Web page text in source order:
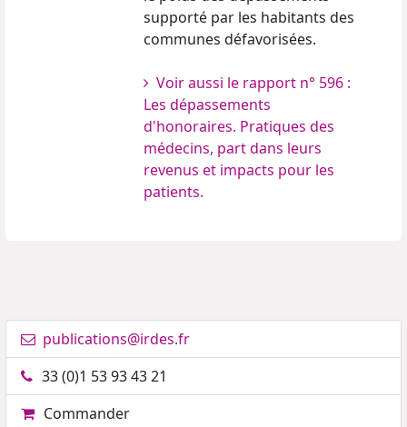
supporté par les habitants des
communes défavorisées.
Voir aussi le rapport n° 596 :
Les dépassements
d'honoraires. Pratiques des
médecins, part dans leurs
revenus et impacts pour les
patients.
publications@irdes.fr
33 (0)1 53 93 43 21
Commander